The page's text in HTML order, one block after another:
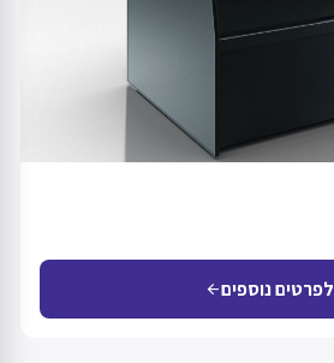
לפרטים נוספיםarrow_back